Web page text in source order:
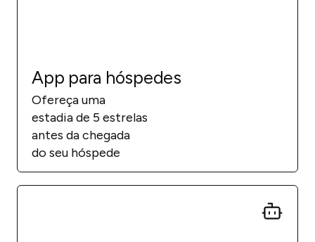
App para hóspedes
Ofereça uma
estadia de 5 estrelas
antes da chegada
do seu hóspede